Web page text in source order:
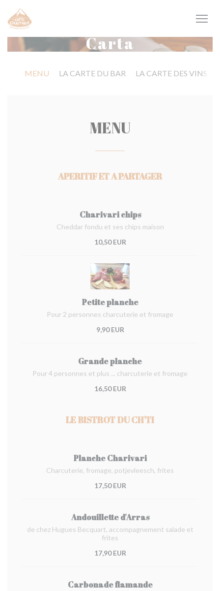
Personalización de sus opciones de cookies
Carta
MENU LA CARTE DU BAR LA CARTE DES VINS
MENU
APERITIF ET A PARTAGER
Charivari chips
Cheddar fondu et ses chips maison
10,50 EUR
Petite planche
Pour 2 personnes charcuterie et fromage
9,90 EUR
Grande planche
Pour 4 personnes et plus ... charcuterie et fromage
16,50 EUR
LE BISTROT DU CH'TI
Planche Charivari
Charcuterie, fromage, potjevleesch, frites
17,50 EUR
Andouillette d'Arras
de chez Hugues Becquart, accompagnement salade et
frites
17,90 EUR
Carbonade flamande